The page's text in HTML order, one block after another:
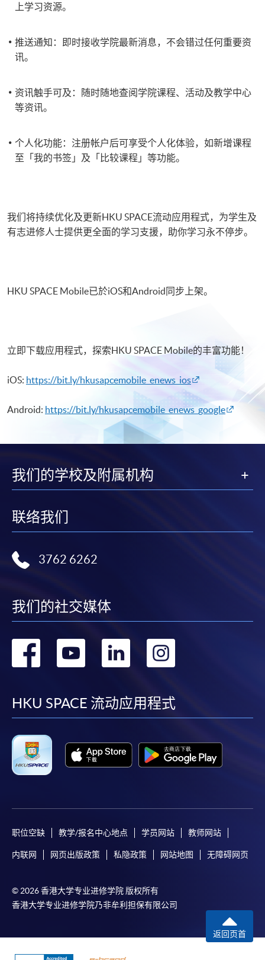
上学习资源。​
推送通知：即时接收学院最新消息，不会错过任何重要资
讯。
资讯触手可及：随时随地查阅学院课程、活动及教学中心
等资讯。
个人化功能：注册帐户后可享受个人化体验，如新增课程
至「我的书签」及「比较课程」等功能。
我们将持续优化及更新HKU SPACE流动应用程式，为学生及
有志进修人士提供更全面的学习支援，助你学习永不停步。
HKU SPACE Mobile已於iOS和Android同步上架。
立即下载应用程式，探索HKU SPACE Mobile的丰富功能！
iOS: https://bit.ly/hkusapcemobile_enews_ios
Android: https://bit.ly/hkusapcemobile_enews_google
我们的学校及附属机构
联络我们
3762 6262
我们的社交媒体
转
facebook
转
youtube
转
linkedin
转
HKU SPACE 流动应用程式
职位空缺 教学/报名中心地点 学员网站 教师网站
内联网 网页出版政策 私隐政策 网站地图 无障碍网页
© 2026 香港大学专业进修学院 版权所有
香港大学专业进修学院乃非牟利担保有限公司
返回页首